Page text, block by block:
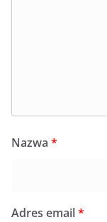
Nazwa *
Adres email*